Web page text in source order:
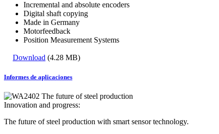
Incremental and absolute encoders
Digital shaft copying
Made in Germany
Motorfeedback
Position Measurement Systems
Download (4.28 MB)
Informes de aplicaciones
Innovation and progress:
The future of steel production with smart sensor technology.